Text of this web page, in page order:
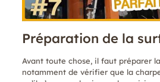
Préparation de la
Avant toute chose, il faut préparer
notamment de vérifier que la